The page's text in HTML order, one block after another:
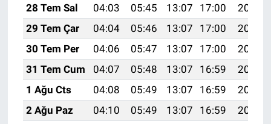
28 Tem Sal
04:03 05:45 13:07 17:00
20:20
29 Tem Çar
04:04 05:46 13:07 17:00
20:19
30 Tem Per
04:06 05:47 13:07 17:00
20:18
31 Tem Cum
04:07 05:48 13:07 16:59
20:17
1 Ağu Cts
04:08 05:49 13:07 16:59
20:16
2 Ağu Paz
04:10 05:49 13:07 16:59
20:15